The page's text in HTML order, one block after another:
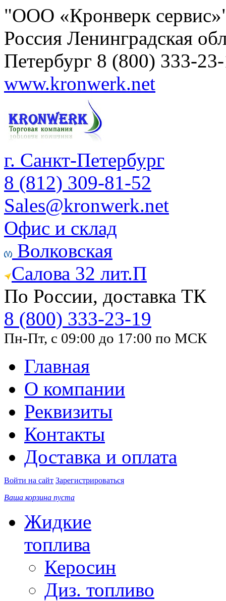
"ООО «Кронверк
Россия Ленинградская
Петербург 8 (800) 333-
www.kronwerk.net
г. Санкт-Петербург
8 (812) 309-81-52
Sales@kronwerk.net
Офис и склад
Волковская
Салова 32 лит.П
По России, доставка ТК
8 (800) 333-23-19
Пн-Пт, с 09:00 до 17:00 по МСК
Главная
О компании
Реквизиты
Контакты
Доставка и оплата
Войти на сайт Зарегистрироваться
Ваша корзина пуста
Жидкие
топлива
Керосин
Диз. топливо